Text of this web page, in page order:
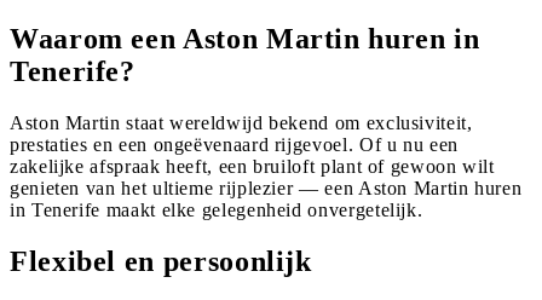
Waarom een Aston Martin huren in
Tenerife?
Aston Martin staat wereldwijd bekend om exclusiviteit,
prestaties en een ongeëvenaard rijgevoel. Of u nu een
zakelijke afspraak heeft, een bruiloft plant of gewoon wilt
genieten van het ultieme rijplezier — een Aston Martin huren
in Tenerife maakt elke gelegenheid onvergetelijk.
Flexibel en persoonlijk